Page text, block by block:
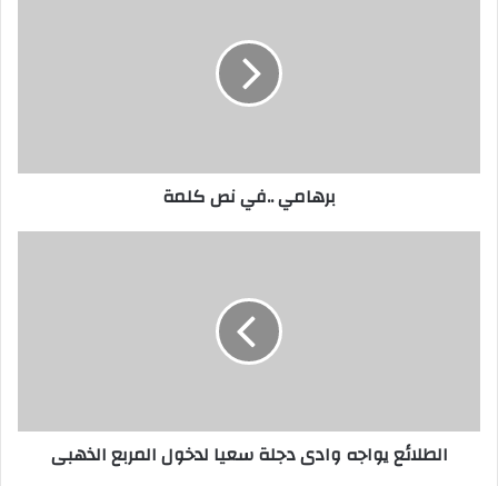
برهامي ..في نص كلمة
الطلائع يواجه وادى دجلة سعيا لدخول المربع الذهبى